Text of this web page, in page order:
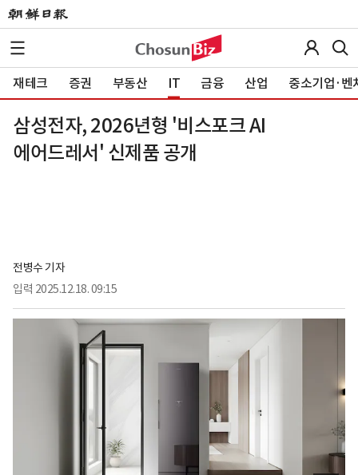
재테크 증권 부동산 IT 금융 산업 중소기업·벤
삼성전자, 2026년형 '비스포크 AI
에어드레서' 신제품 공개
전병수 기자
입력 2025.12.18. 09:15